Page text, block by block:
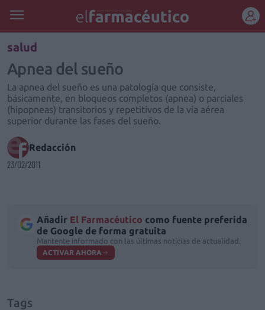
salud
Apnea del sueño
La apnea del sueño es una patología que consiste,
básicamente, en bloqueos completos (apnea) o parciales
(hipopneas) transitorios y repetitivos de la vía aérea
superior durante las fases del sueño.
Redacción
23/02/2011
Añadir El Farmacéutico como fuente preferida
de Google de forma gratuita
Mantente informado con las últimas noticias de actualidad.
ACTIVAR AHORA
Tags